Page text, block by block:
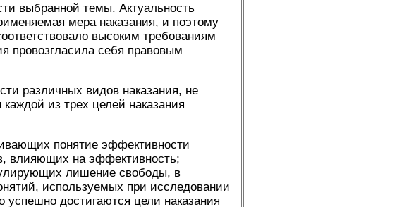
выбранной темы. Актуальность
мера наказания, и поэтому
высоким требованиям
провозгласила себя правовым
различных видов наказания, не
из трех целей наказания
понятие эффективности
влияющих на эффективность;
лишение свободы, в
используемых при исследовании
успешно достигаются цели наказания